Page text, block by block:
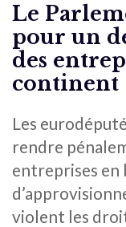
Le
pour un
des
continent
Les
rendre
entreprises en
violent les